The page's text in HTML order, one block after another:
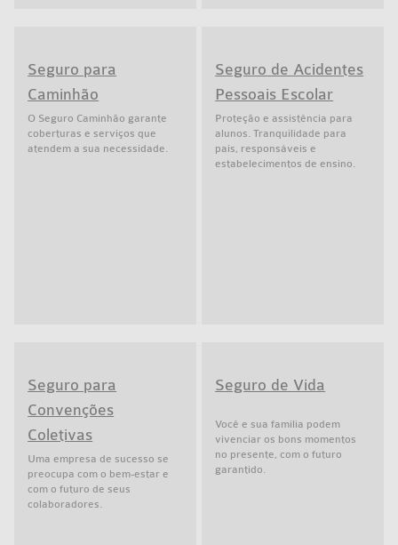
Seguro para
Caminhão
O Seguro Caminhão garante
coberturas e serviços que
atendem a sua necessidade.
Seguro de Acidentes
Pessoais Escolar
Proteção e assistência para
alunos. Tranquilidade para
pais, responsáveis e
estabelecimentos de ensino.
Seguro para
Convenções
Coletivas
Uma empresa de sucesso se
preocupa com o bem-estar e
com o futuro de seus
colaboradores.
Seguro de Vida
Você e sua família podem
vivenciar os bons momentos
no presente, com o futuro
garantido.